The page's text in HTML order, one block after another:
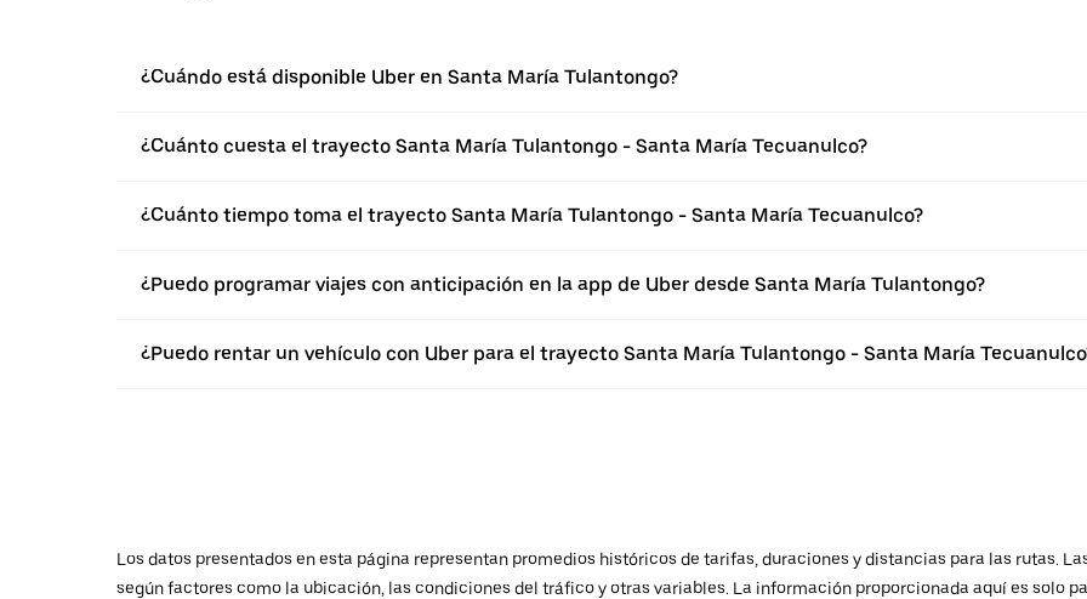
¿Cuándo está disponible Uber en Santa María Tulantongo?
¿Cuánto cuesta el trayecto Santa María Tulantongo - Santa María Tecuanulco?
¿Cuánto tiempo toma el trayecto Santa María Tulantongo - Santa María Tecuanulco?
¿Puedo programar viajes con anticipación en la app de Uber desde Santa María Tulantongo?
¿Puedo rentar un vehículo con Uber para el trayecto Santa María Tulantongo - Santa María
Los datos presentados en esta página representan promedios históricos de tarifas, duraciones y distancias para las rutas.
según factores como la ubicación, las condiciones del tráfico y otras variables. La información proporcionada aquí es solo